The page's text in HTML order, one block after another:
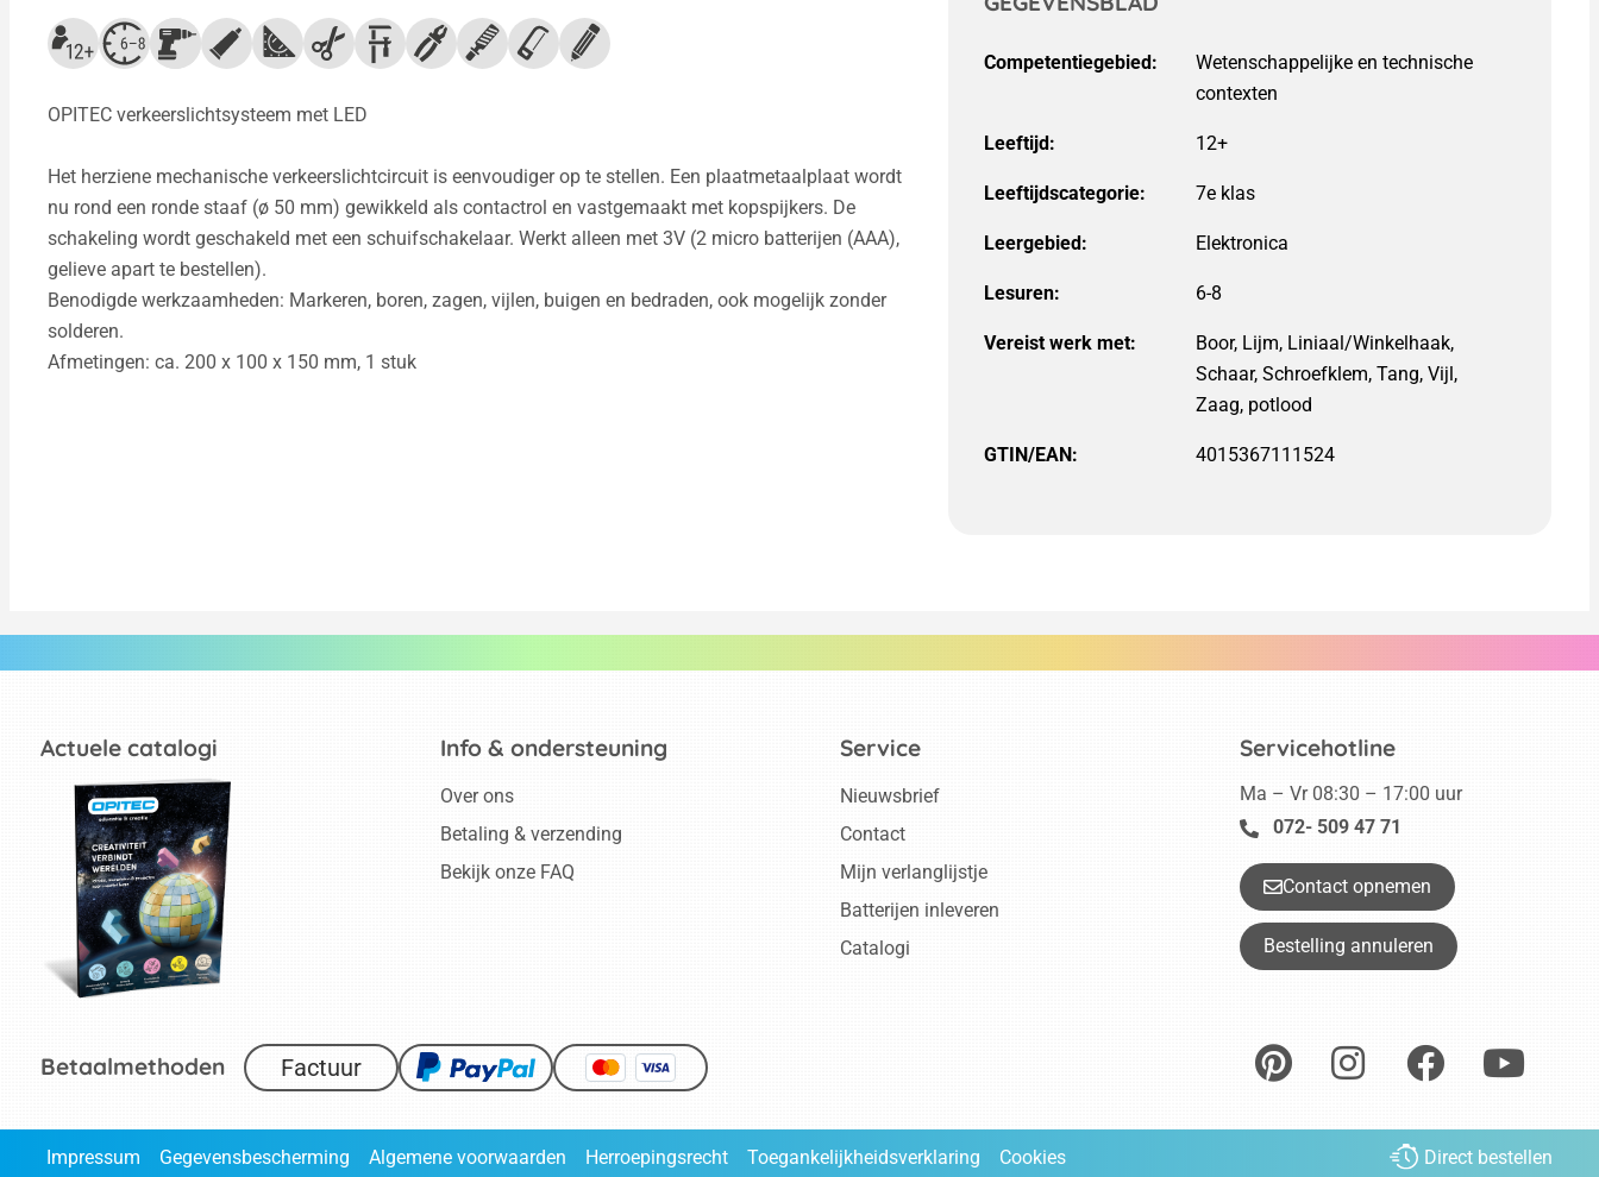
OPITEC verkeerslichtsysteem met LED
Het herziene mechanische verkeerslichtcircuit is eenvoudiger op te stellen. Een plaatmetaalplaat wordt
nu rond een ronde staaf (ø 50 mm) gewikkeld als contactrol en vastgemaakt met kopspijkers. De
schakeling wordt geschakeld met een schuifschakelaar. Werkt alleen met 3V (2 micro batterijen (AAA),
gelieve apart te bestellen).
Benodigde werkzaamheden: Markeren, boren, zagen, vijlen, buigen en bedraden, ook mogelijk zonder
solderen.
Afmetingen: ca. 200 x 100 x 150 mm, 1 stuk
Competentiegebied:
Wetenschappelijke en technische
contexten
Leeftijd: 12+
Leeftijdscategorie: 7e klas
Leergebied: Elektronica
Lesuren: 6-8
Vereist werk met:
Boor, Lijm, Liniaal/Winkelhaak,
Schaar, Schroefklem, Tang, Vijl,
Zaag, potlood
GTIN/EAN: 4015367111524
Actuele catalogi Servicehotline
Ma – Vr 08:30 – 17:00 uur
072- 509 47 71
Contact opnemen
Bestelling annuleren
Info & ondersteuning
Over ons
Betaling & verzending
Bekijk onze FAQ
Service
Nieuwsbrief
Contact
Mijn verlanglijstje
Batterijen inleveren
Catalogi
Betaalmethoden Factuur
Impressum Gegevensbescherming Algemene voorwaarden Herroepingsrecht Toegankelijkheidsverklaring Cookies Direct bestellen